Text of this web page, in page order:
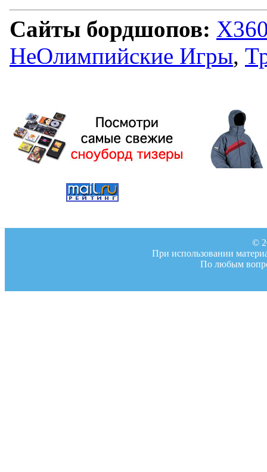
Сайты бордшопов:
НеОлимпийские Игры,
©
При использовании
По любым